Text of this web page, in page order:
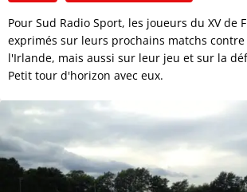
Pour Sud Radio Sport, les joueurs du XV de
exprimés sur leurs prochains matchs contre
l'Irlande, mais aussi sur leur jeu et sur la
Petit tour d'horizon avec eux.